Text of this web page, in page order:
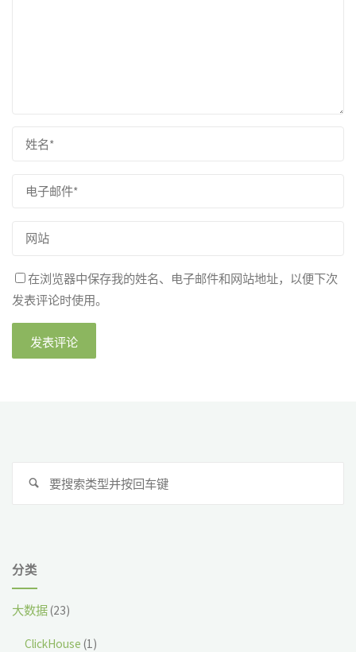
在浏览器中保存我的姓名、电子邮件和网站地址，以便下次
发表评论时使用。
搜
分类
大数据(23)
ClickHouse (1)